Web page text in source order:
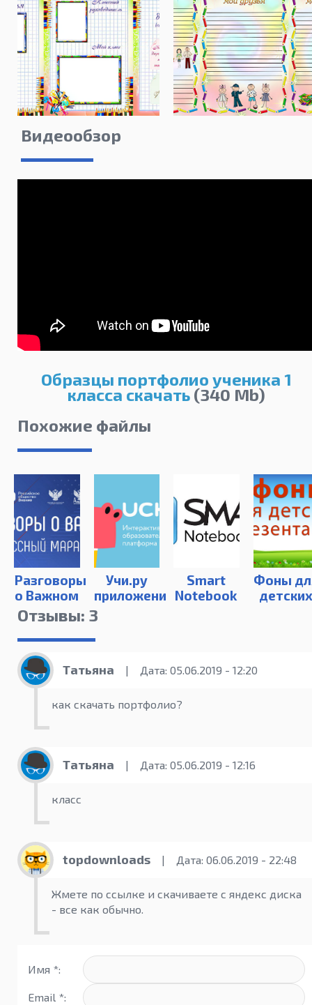
Видеообзор
Образцы портфолио ученика 1
класса скачать (340 Mb)
Похожие файлы
Разговоры
о Важном
Рабочие
Листы
Учи.ру
приложение
Smart
Notebook
Фоны
Отзывы: 3
Татьяна | Дата: 05.06.2019 - 12:20
как скачать портфолио?
Татьяна | Дата: 05.06.2019 - 12:16
класс
topdownloads | Дата: 06.06.2019 - 22:48
Жмете по ссылке и скачиваете с яндекс диска
- все как обычно.
Имя *:
Email *: